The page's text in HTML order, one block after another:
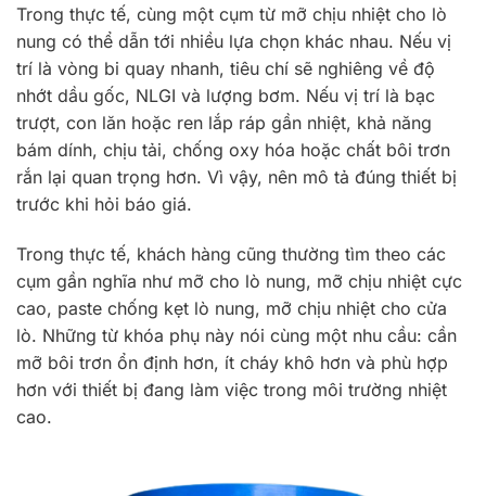
Trong thực tế, cùng một cụm từ mỡ chịu nhiệt cho lò
nung có thể dẫn tới nhiều lựa chọn khác nhau. Nếu vị
trí là vòng bi quay nhanh, tiêu chí sẽ nghiêng về độ
nhớt dầu gốc, NLGI và lượng bơm. Nếu vị trí là bạc
trượt, con lăn hoặc ren lắp ráp gần nhiệt, khả năng
bám dính, chịu tải, chống oxy hóa hoặc chất bôi trơn
rắn lại quan trọng hơn. Vì vậy, nên mô tả đúng thiết bị
trước khi hỏi báo giá.
Trong thực tế, khách hàng cũng thường tìm theo các
cụm gần nghĩa như mỡ cho lò nung, mỡ chịu nhiệt cực
cao, paste chống kẹt lò nung, mỡ chịu nhiệt cho cửa
lò. Những từ khóa phụ này nói cùng một nhu cầu: cần
mỡ bôi trơn ổn định hơn, ít cháy khô hơn và phù hợp
hơn với thiết bị đang làm việc trong môi trường nhiệt
cao.